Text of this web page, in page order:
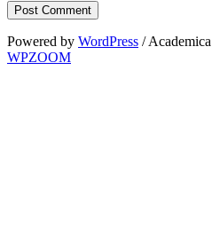
Powered by WordPress /
WPZOOM